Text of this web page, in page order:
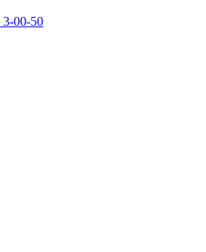
3-00-50